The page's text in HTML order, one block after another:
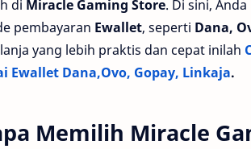
di Miracle Gaming Store. Di sini,
pembayaran Ewallet, seperti Dana,
yang lebih praktis dan cepat inilah
Ewallet Dana,Ovo, Gopay, Linkaja.
Memilih Miracle